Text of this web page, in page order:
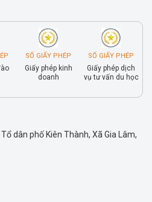
SỐ GIẤY PHÉP
Giấy phép kinh
doanh
SỐ GIẤY PHÉP
Giấy phép dịch
vụ tư vấn du học
dân phố Kiên Thành, Xã Gia Lâm,